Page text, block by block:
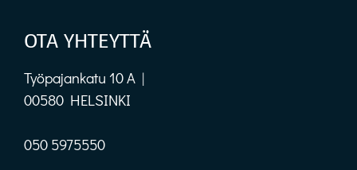
OTA YHTEYTTÄ
Työpajankatu 10 A |
00580 HELSINKI
050 5975550